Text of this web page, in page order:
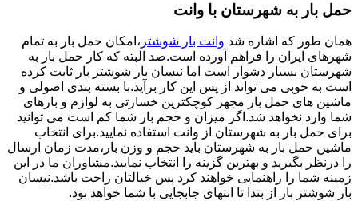
حمل بار به شهرستان با وانت
همان طور که اشاره شد وانت بار شوشتر ،امکان حمل بار به تمام
شهرهای ایران را فراهم آورده است.صد البته که کار حمل بار به
شهرستان بسیار دشوار است اما نیسان بار شوشتر بار ثابت کرده
است به خوبی می تواند از پس این کار برآید.با بسته بندی اصولی و
ماشین های حمل بار مجهز کوچکترین خسارتی به لوازم و بارهای
شما وارد نخواهد شد.اگر میزان و حجم بار شما کم است می توانید
برای حمل بار به شهرستان از وانت استفاده نمایید.برای انتخاب
ماشین حمل بار به شهرستان باید حجم و وزن بار،مدت زمان ارسال
را درنظر بگیرید و بهترین گزینه را انتخاب نمایید.مشاوران ما در این
زمینه شما را راهنمایی خواهند کرد پس خیالتان راحت باشد.نیسان
بار شوشتر بار از بتدا تا انتهای جابجایی با شما خواهد بود.